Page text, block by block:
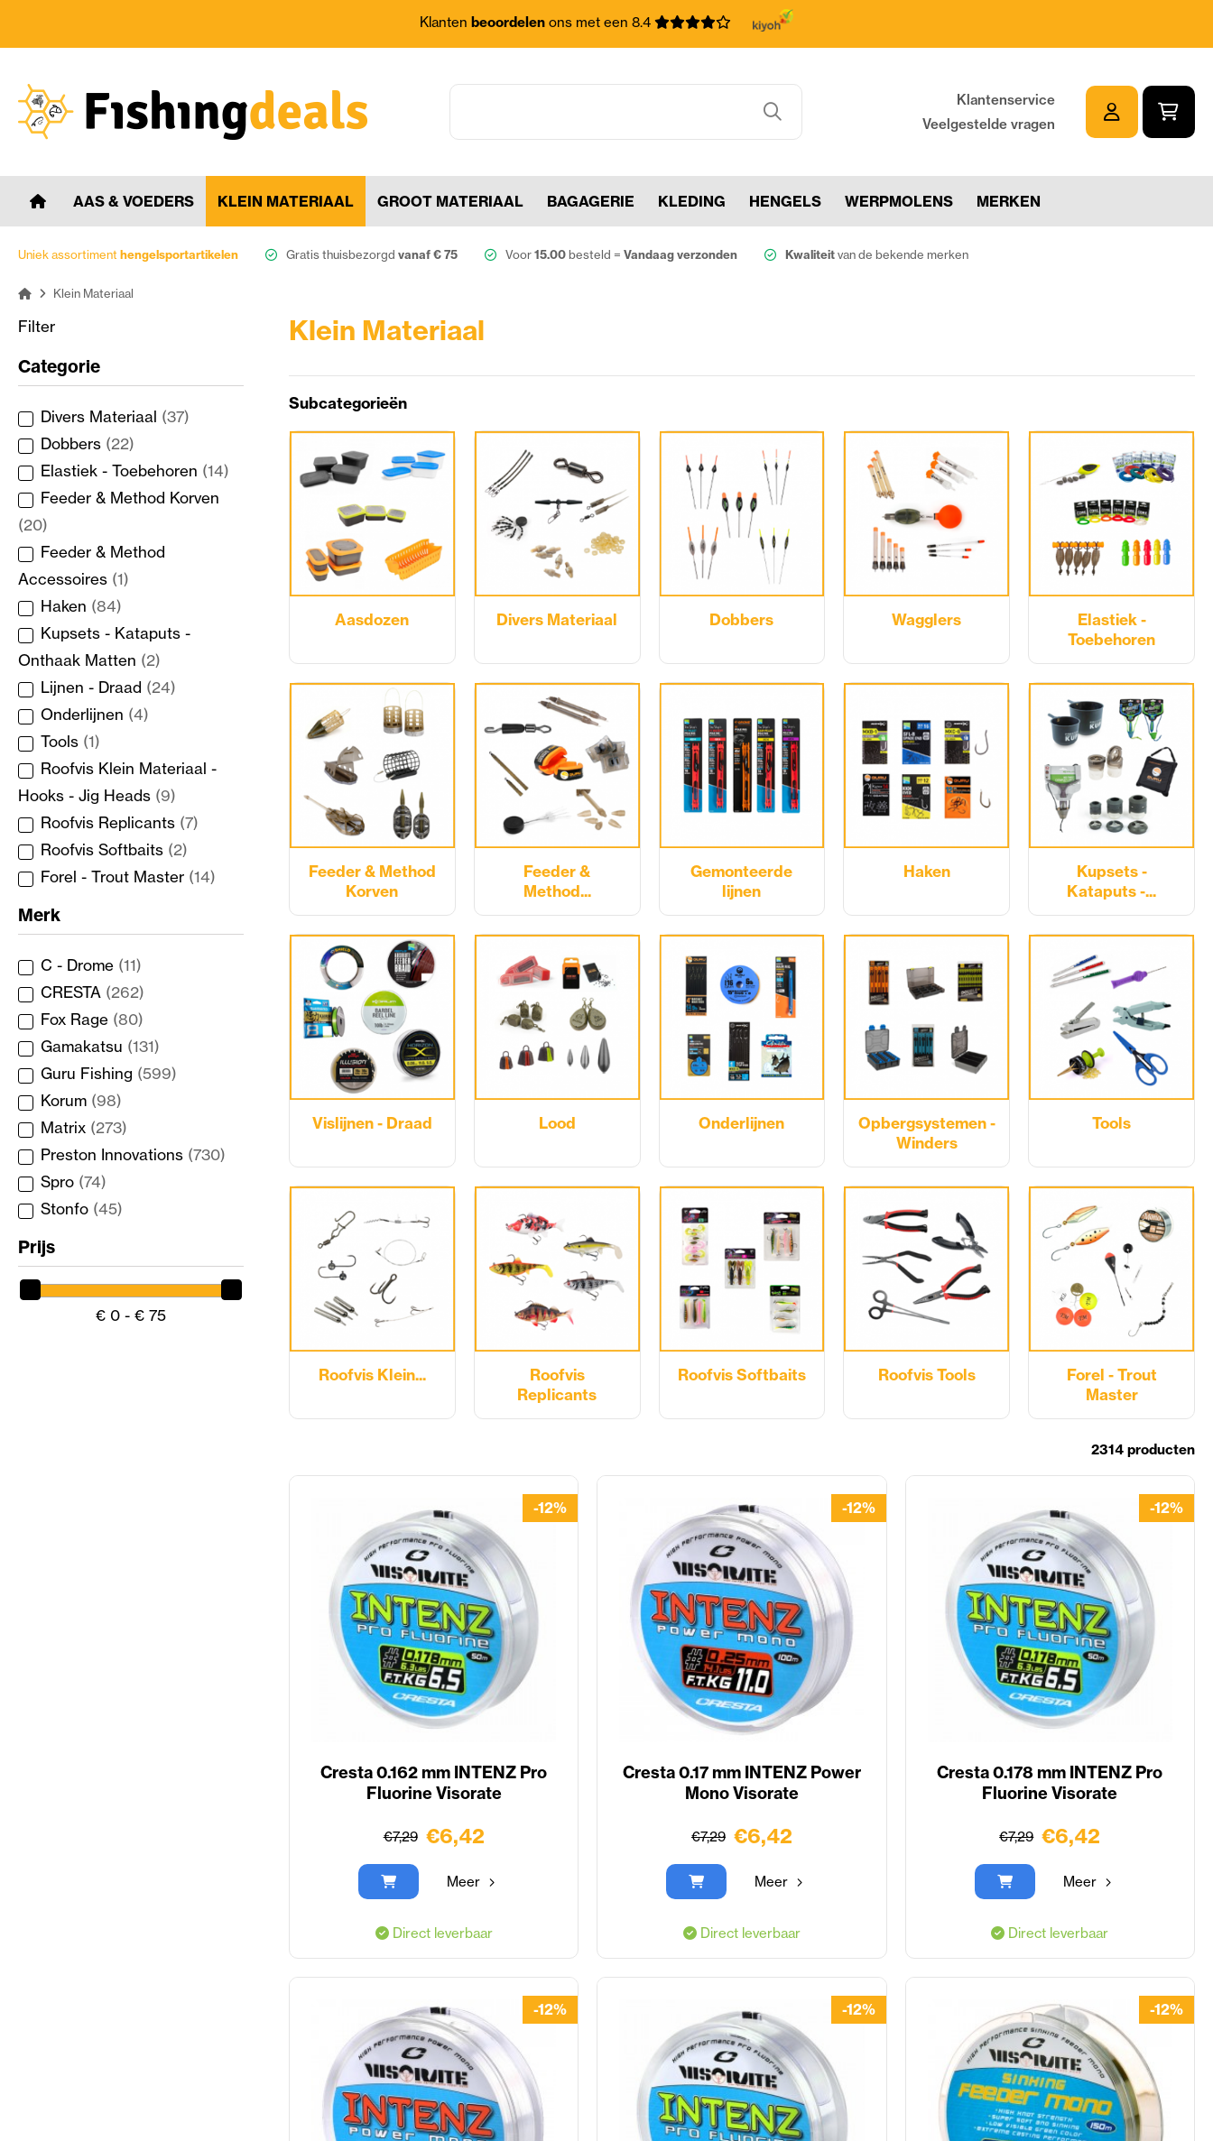
Klanten beoordelen ons met een 8.4
Klantenservice
Veelgestelde vragen
AAS & VOEDERS KLEIN MATERIAAL GROOT MATERIAAL BAGAGERIE KLEDING HENGELS WERPMOLENS MERKEN
Uniek assortimenthengelsportartikelen Gratis thuisbezorgd vanaf € 75 Voor15.00besteld = Vandaag verzonden Kwaliteitvan de bekende merken
Klein Materiaal
Filter
Categorie
Divers Materiaal (37)
Dobbers (22)
Elastiek - Toebehoren (14)
Feeder & Method Korven
(20)
Feeder & Method
Accessoires (1)
Haken (84)
Kupsets - Kataputs -
Onthaak Matten (2)
Lijnen - Draad (24)
Onderlijnen (4)
Tools (1)
Roofvis Klein Materiaal -
Hooks - Jig Heads (9)
Roofvis Replicants (7)
Roofvis Softbaits (2)
Forel - Trout Master (14)
Merk
C - Drome (11)
CRESTA (262)
Fox Rage (80)
Gamakatsu (131)
Guru Fishing (599)
Korum (98)
Matrix (273)
Preston Innovations (730)
Spro (74)
Stonfo (45)
Prijs
€ 0 - € 75
Klein Materiaal
Subcategorieën
Aasdozen Divers Materiaal Dobbers Wagglers
Elastiek -
Toebehoren
Feeder & Method
Korven
Feeder &
Method...
Gemonteerde
lijnen
Haken
Kupsets -
Kataputs -...
Vislijnen - Draad Lood Onderlijnen
Opbergsystemen -
Winders
Tools
Roofvis Klein...
Roofvis
Replicants
Roofvis Softbaits Roofvis Tools
Forel - Trout
Master
2314 producten
Cresta 0.162 mm INTENZ Pro
Fluorine Visorate
€7,29
-12%
€6,42
Meer
Direct leverbaar
Cresta 0.17 mm INTENZ Power
Mono Visorate
€7,29
-12%
€6,42
Meer
Direct leverbaar
Cresta 0.178 mm INTENZ Pro
Fluorine Visorate
€7,29
-12%
€6,42
Meer
Direct leverbaar
-12% -12% -12%